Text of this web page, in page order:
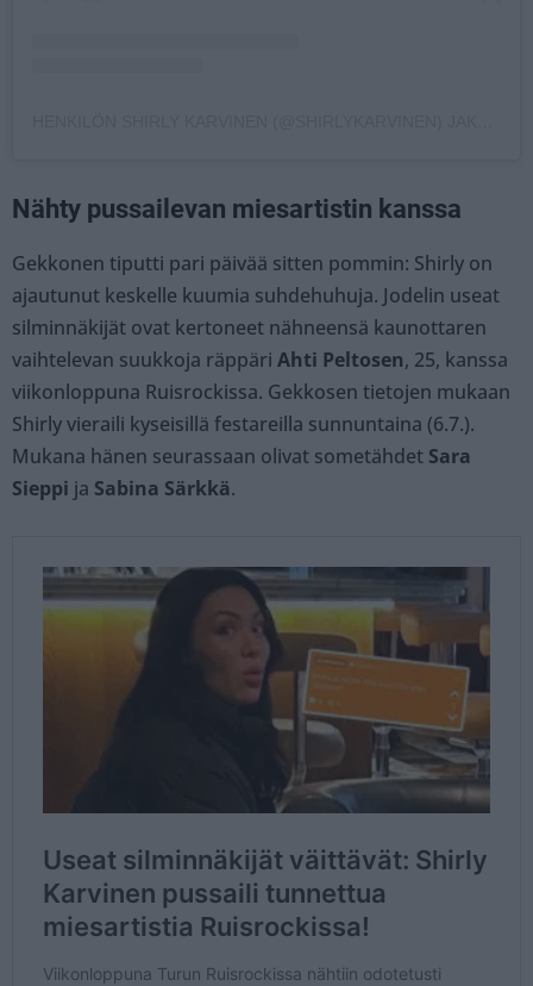
Nähty pussailevan miesartistin kanssa
Gekkonen tiputti pari päivää sitten pommin: Shirly on
ajautunut keskelle kuumia suhdehuhuja. Jodelin useat
silminnäkijät ovat kertoneet nähneensä kaunottaren
vaihtelevan suukkoja räppäri Ahti Peltosen, 25, kanssa
viikonloppuna Ruisrockissa. Gekkosen tietojen mukaan
Shirly vieraili kyseisillä festareilla sunnuntaina (6.7.).
Mukana hänen seurassaan olivat sometähdet Sara
Sieppi ja Sabina Särkkä.